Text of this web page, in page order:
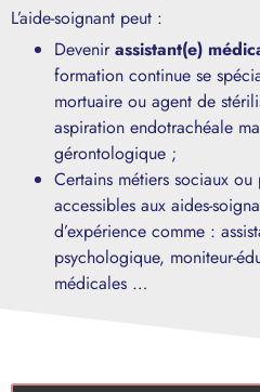
L’aide-soignant peut :
Devenirassistant(e)
formation continue se
mortuaire ou agent de
aspiration endotrachéale
gérontologique ;
Certains métiers sociaux
accessibles aux aides-
d’expérience comme :
psychologique, moniteur-
médicales …